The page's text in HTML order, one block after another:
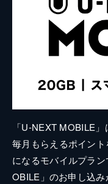
「U-NEXT MOBILE
毎月もらえるポイン
になるモバイルプラ
OBILE」のお申し込み